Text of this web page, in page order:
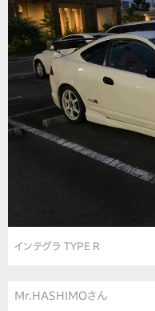
インテグラ TYPE R
Mr.HASHIMOさん